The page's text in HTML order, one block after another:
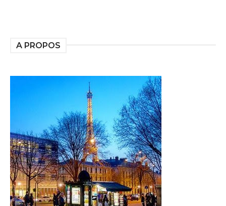
A PROPOS